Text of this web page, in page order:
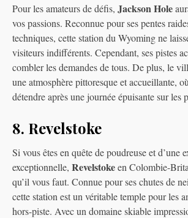
Pour les amateurs de défis, Jackson Hole
vos passions. Reconnue pour ses pentes
techniques, cette station du Wyoming ne
visiteurs indifférents. Cependant, ses pistes
combler les demandes de tous. De plus, le
une atmosphère pittoresque et accueillante,
détendre après une journée épuisante sur les
8. Revelstoke
Si vous êtes en quête de poudreuse et d’une
exceptionnelle, Revelstokeen Colombie-
qu’il vous faut. Connue pour ses chutes de
cette station est un véritable temple pour les
hors-piste. Avec un domaine skiable